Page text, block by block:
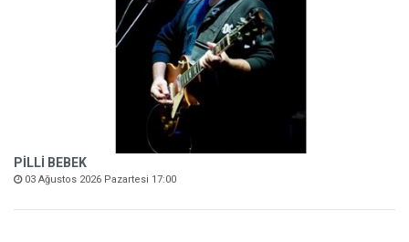
PİLLİ BEBEK
03 Ağustos 2026 Pazartesi 17:00